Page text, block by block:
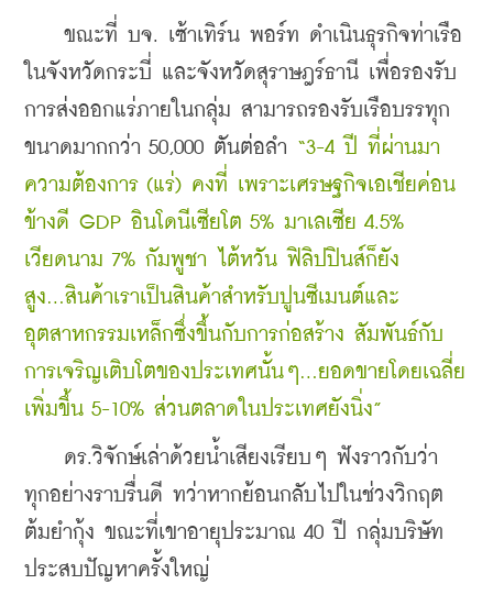
ขณะที่ บจ. เซ้าเทิร์น พอร์ท ดำเนินธุรกิจท่าเรือ
ในจังหวัดกระบี่ และจังหวัดสุราษฎร์ธานี เพื่อรองรับ
การส่งออกแร่ภายในกลุ่ม สามารถรองรับเรือบรรทุก
ขนาดมากกว่า 50,000 ตันต่อลำ “3-4 ปี ที่ผ่านมา
ความต้องการ (แร่) คงที่ เพราะเศรษฐกิจเอเชียค่อน
ข้างดี GDP อินโดนีเซียโต 5% มาเลเซีย 4.5%
เวียดนาม 7% กัมพูชา ไต้หวัน ฟิลิปปินส์ก็ยัง
สูง...สินค้าเราเป็นสินค้าสำหรับปูนซีเมนต์และ
อุตสาหกรรมเหล็กซึ่งขึ้นกับการก่อสร้าง สัมพันธ์กับ
การเจริญเติบโตของประเทศนั้นๆ...ยอดขายโดยเฉลี่ย
เพิ่มขึ้น 5-10% ส่วนตลาดในประเทศยังนิ่ง”
ดร.วิจักษ์เล่าด้วยน้ำเสียงเรียบๆ ฟังราวกับว่า
ทุกอย่างราบรื่นดี ทว่าหากย้อนกลับไปในช่วงวิกฤต
ต้มยำกุ้ง ขณะที่เขาอายุประมาณ 40 ปี กลุ่มบริษัท
ประสบปัญหาครั้งใหญ่